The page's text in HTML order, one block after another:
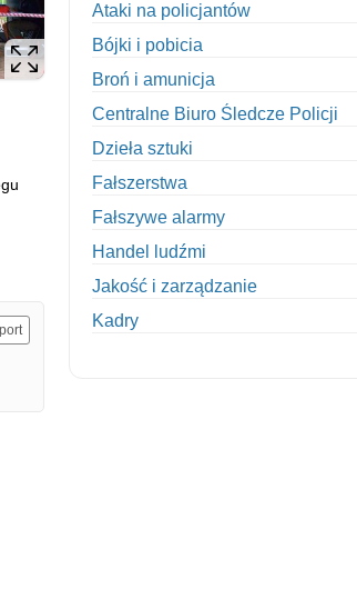
Ataki na policjantów
Bójki i pobicia
Broń i amunicja
Centralne Biuro Śledcze Policji
Dzieła sztuki
Fałszerstwa
Fałszywe alarmy
Handel ludźmi
Jakość i zarządzanie
Kadry